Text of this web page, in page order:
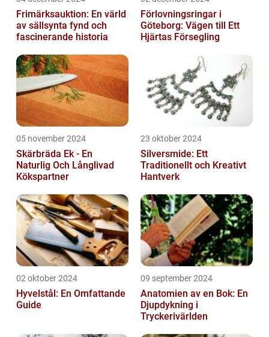
Frimärksauktion: En värld
av sällsynta fynd och
fascinerande historia
Förlovningsringar i
Göteborg: Vägen till Ett
Hjärtas Försegling
05 november 2024
Skärbräda Ek - En
Naturlig Och Långlivad
Kökspartner
23 oktober 2024
Silversmide: Ett
Traditionellt och Kreativt
Hantverk
02 oktober 2024
Hyvelstål: En Omfattande
Guide
09 september 2024
Anatomien av en Bok: En
Djupdykning i
Tryckerivärlden